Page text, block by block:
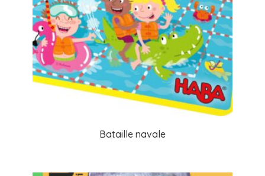
Bataille navale